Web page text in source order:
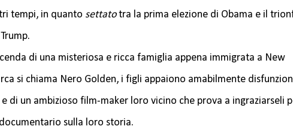
tempi, in quanto settatotra la prima elezione di Obama e il
di una misteriosa e ricca famiglia appena immigrata a New
si chiama Nero Golden, i figli appaiono amabilmente
e di un ambizioso film-maker loro vicino che prova a ingraziarseli
sulla loro storia.